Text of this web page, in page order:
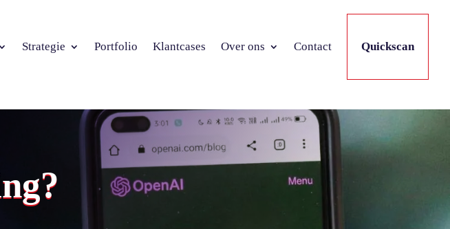
Strategie Portfolio Klantcases Over ons Contact Quickscan